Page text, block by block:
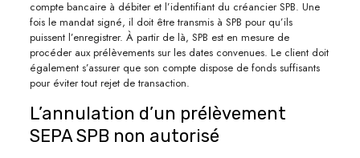
compte bancaire à débiter et l’identifiant du créancier SPB. Une
fois le mandat signé, il doit être transmis à SPB pour qu’ils
puissent l’enregistrer. À partir de là, SPB est en mesure de
procéder aux prélèvements sur les dates convenues. Le client doit
également s’assurer que son compte dispose de fonds suffisants
pour éviter tout rejet de transaction.
L’annulation d’un prélèvement
SEPA SPB non autorisé